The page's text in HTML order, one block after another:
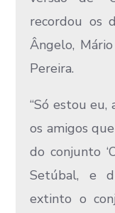
recordou os
Ângelo,
Pereira.
“Só estou
os amigos
do conjunto
Setúbal, e
extinto o